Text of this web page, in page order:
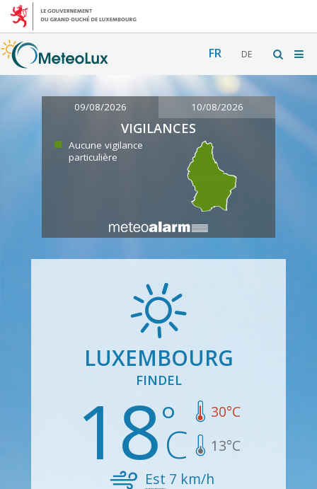
FR DE
09/08/2026 10/08/2026
VIGILANCES
Aucune vigilance
particulière
LUXEMBOURG
FINDEL
18 30°C
13°C
Est 7 km/h